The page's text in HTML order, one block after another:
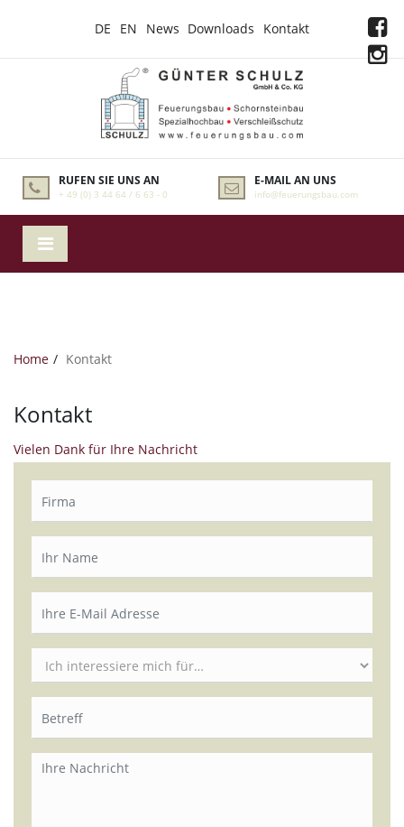
DE EN News Downloads Kontakt
RUFEN SIE UNS AN
+ 49 (0) 3 44 64 / 6 63 - 0
E-MAIL AN UNS
info@feuerungsbau.com
Home Kontakt
Kontakt
Vielen Dank für Ihre Nachricht